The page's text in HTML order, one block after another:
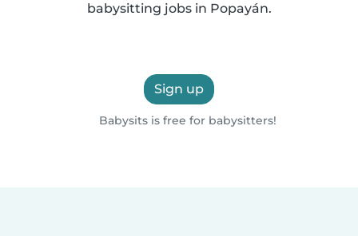
babysitting jobs in Popayán.
Sign up
Babysits is free for babysitters!